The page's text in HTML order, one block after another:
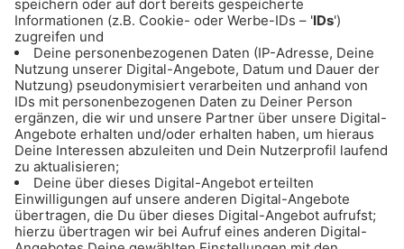
ANZEIGE - Basketball: Alle Infos & Spiele
des FC Bayern Basketball